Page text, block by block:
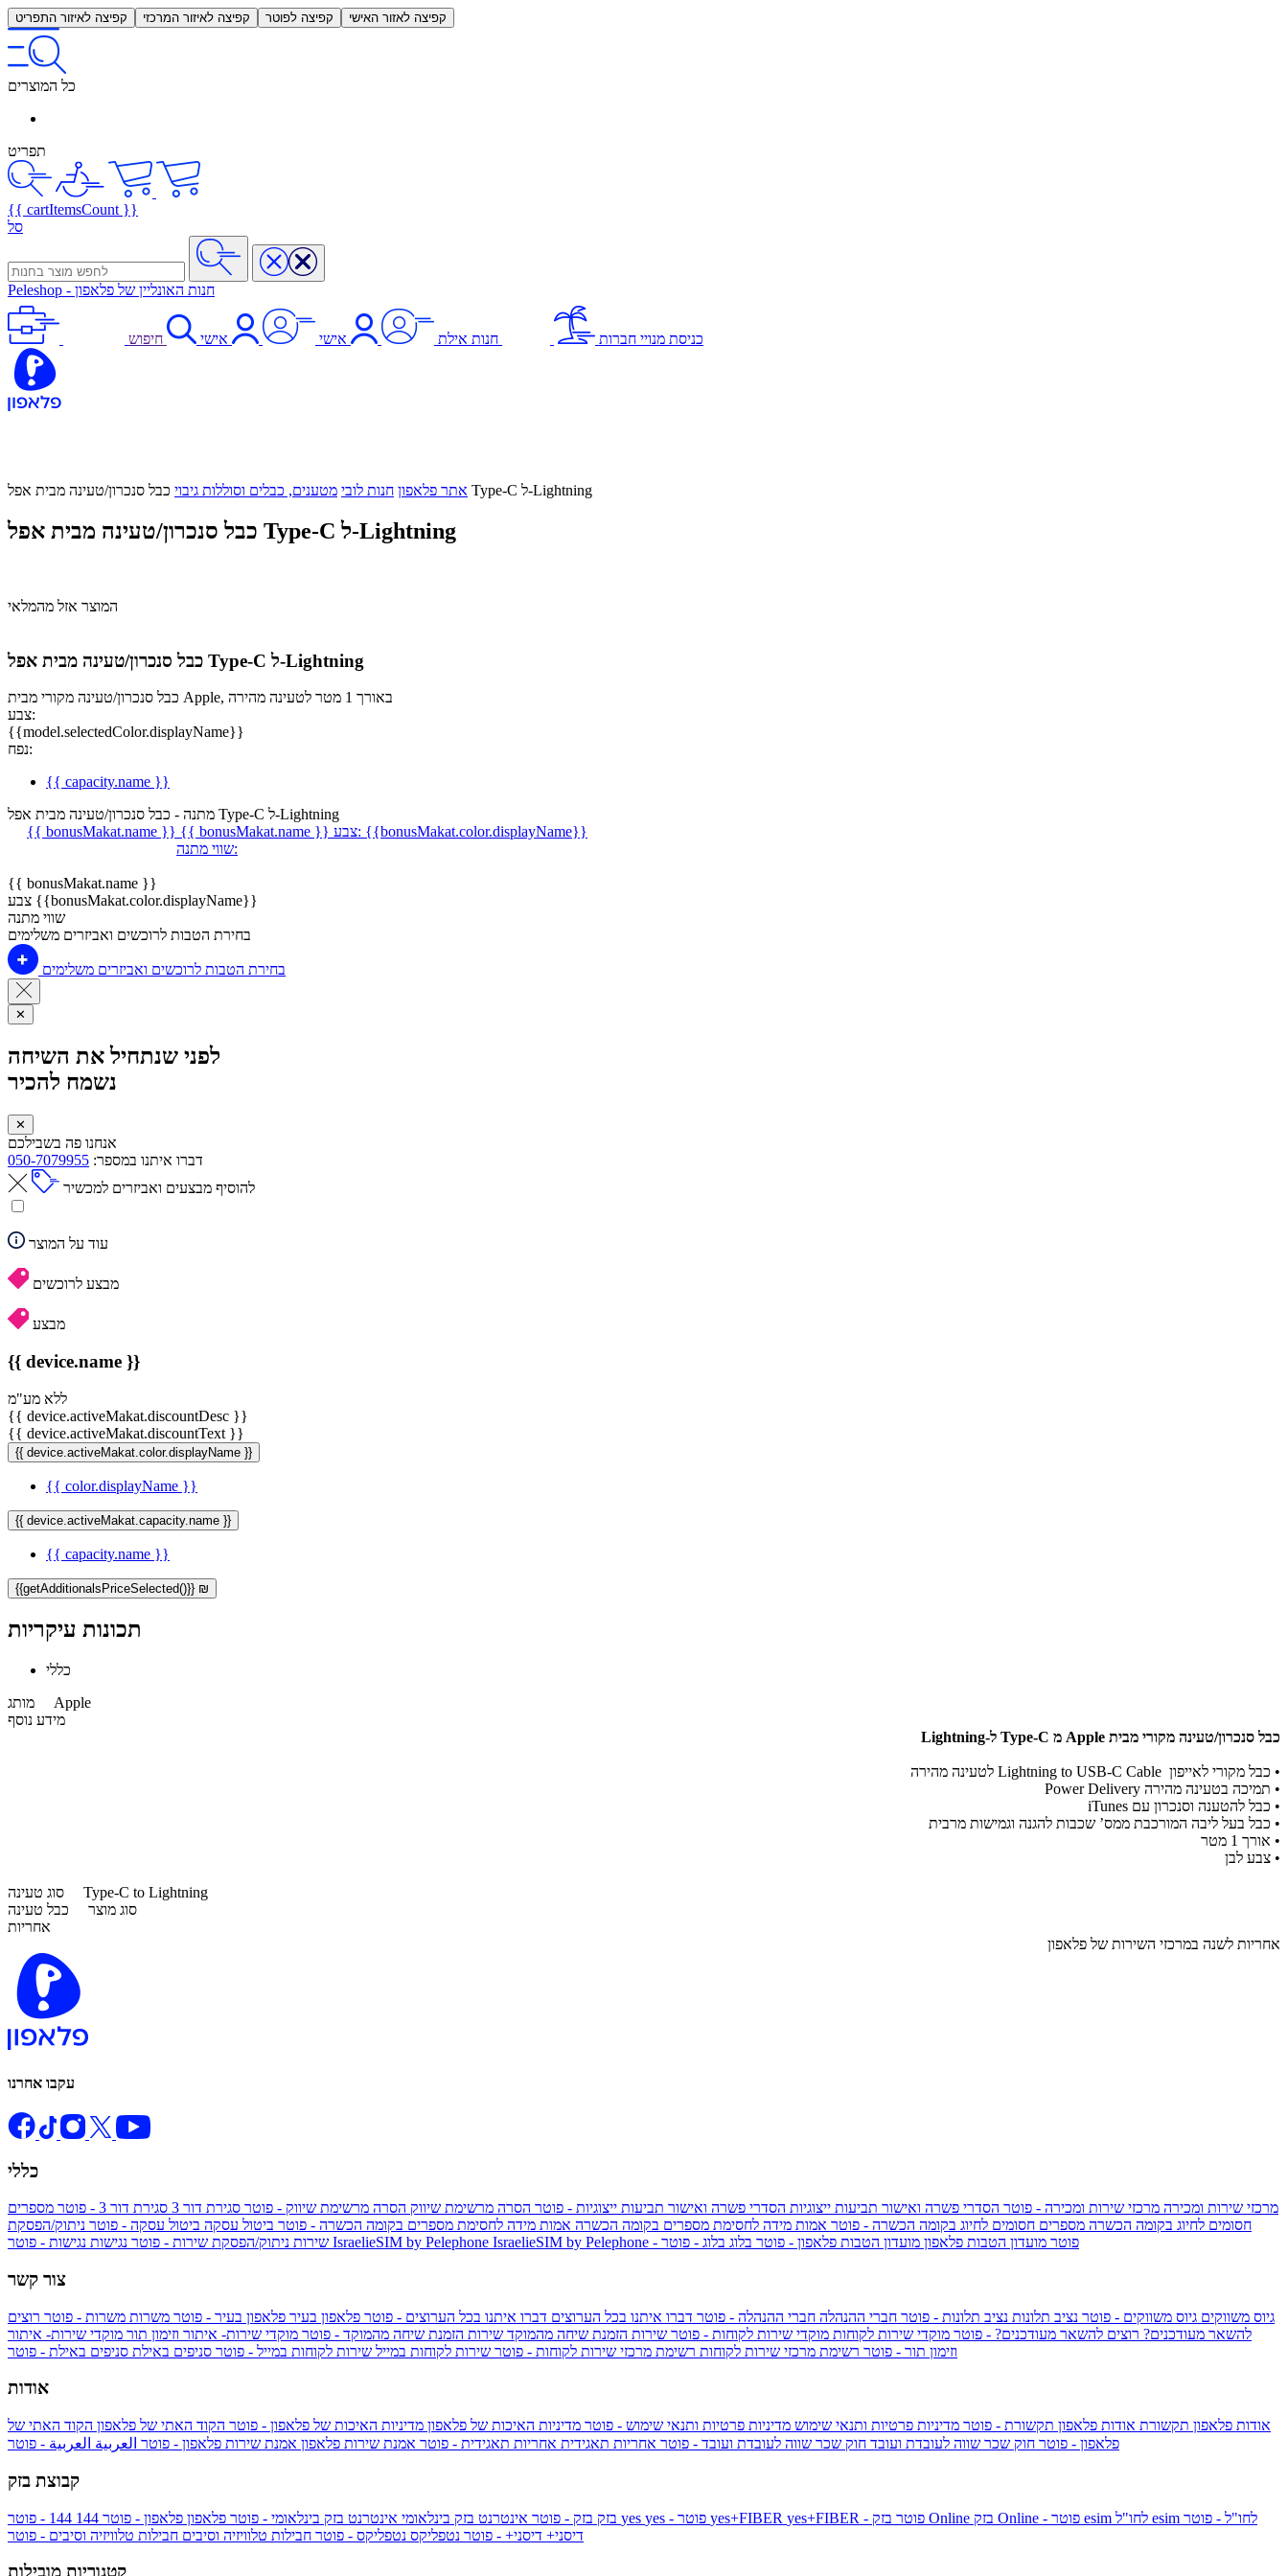
קפיצה לאיזור התפריט קפיצה לאיזור המרכזי קפיצה לפוטר קפיצה לאזור האישי
כל המוצרים
תפריט
{{ cartItemsCount }}
סל
Peleshop - חנות האונליין של פלאפון
כניסת מנויי חברות חנות אילת אישי אישי חיפוש
אתר פלאפון חנות לובי מטענים, כבלים וסוללות גיבוי כבל סנכרון/טעינה מבית אפל Type-C ל-Lightning
כבל סנכרון/טעינה מבית אפל Type-C ל-Lightning
המוצר אזל מהמלאי
כבל סנכרון/טעינה מבית אפל Type-C ל-Lightning
כבל סנכרון/טעינה מקורי מבית Apple, באורך 1 מטר לטעינה מהירה
צבע:
{{model.selectedColor.displayName}}
נפח:
{{ capacity.name }}
מתנה - כבל סנכרון/טעינה מבית אפל Type-C ל-Lightning
{{ bonusMakat.name }} {{ bonusMakat.name }} צבע: {{bonusMakat.color.displayName}}
שווי מתנה:
{{ bonusMakat.name }}
צבע {{bonusMakat.color.displayName}}
שווי מתנה
בחירת הטבות לרוכשים ואביזרים משלימים
בחירת הטבות לרוכשים ואביזרים משלימים
✕
לפני שנתחיל את השיחה
נשמח להכיר
✕
אנחנו פה בשבילכם
דברו איתנו במספר: 050-7079955
להוסיף מבצעים ואביזרים למכשיר
עוד על המוצר
מבצע לרוכשים
מבצע
{{ device.name }}
ללא מע"מ
{{ device.activeMakat.discountDesc }}
{{ device.activeMakat.discountText }}
{{ device.activeMakat.color.displayName }}
{{ color.displayName }}
{{ device.activeMakat.capacity.name }}
{{ capacity.name }}
{{getAdditionalsPriceSelected()}} ₪
תכונות עיקריות
כללי
מותג Apple
מידע נוסף
כבל סנכרון/טעינה מקורי מבית Apple מ Type-C ל-Lightning
• כבל מקורי לאייפון Lightning to USB-C Cable לטעינה מהירה
• תמיכה בטעינה מהירה Power Delivery
• כבל להטענה וסנכרון עם iTunes
• כבל בעל ליבה המורכבת ממס’ שכבות להגנה וגמישות מרבית
• אורך 1 מטר
• צבע לבן
סוג טעינה Type-C to Lightning
סוג מוצר כבל טעינה
אחריות
​אחריות לשנה במרכזי השירות של פלאפון
עקבו אחרנו
כללי
מרכזי שירות ומכירה מרכזי שירות ומכירה - פוטר הסדרי פשרה ואישור תביעות ייצוגיות הסדרי פשרה ואישור תביעות ייצוגיות - פוטר הסרה מרשימת שיווק הסרה מרשימת שיווק - פוטר סגירת דור 3 סגירת דור 3 - פוטר
מספרים
חסומים לחיוג בקומה הכשרה מספרים חסומים לחיוג בקומה הכשרה - פוטר אמות מידה לחסימת מספרים בקומה הכשרה אמות מידה לחסימת מספרים בקומה הכשרה - פוטר ביטול עסקה ביטול עסקה - פוטר ניתוק/הפסקת
שירות ניתוק/הפסקת שירות - פוטר נגישות IsraelieSIM by Pelephone IsraelieSIM by Pelephone - פוטר מועדון הטבות פלאפון מועדון הטבות פלאפון - פוטר בלוג בלוג - פוטר
צור קשר
גיוס משווקים גיוס משווקים - פוטר נציב תלונות נציב תלונות - פוטר חברי ההנהלה חברי ההנהלה - פוטר דברו איתנו בכל הערוצים דברו איתנו בכל הערוצים - פוטר פלאפון בעיר פלאפון בעיר - פוטר משרות משרות - פוטר רוצים
להשאר מעודכנים? רוצים להשאר מעודכנים? - פוטר מוקדי שירות לקוחות מוקדי שירות לקוחות - פוטר שירות הזמנת שיחה מהמוקד שירות הזמנת שיחה מהמוקד - פוטר מוקדי שירות- איתור וזימון תור מוקדי שירות- איתור
וזימון תור - פוטר רשימת מרכזי שירות לקוחות רשימת מרכזי שירות לקוחות - פוטר שירות לקוחות במייל שירות לקוחות במייל - פוטר סניפים באילת סניפים באילת - פוטר
אודות
אודות פלאפון תקשורת אודות פלאפון תקשורת - פוטר מדיניות פרטיות ותנאי שימוש מדיניות פרטיות ותנאי שימוש - פוטר מדיניות האיכות של פלאפון מדיניות האיכות של פלאפון - פוטר הקוד האתי של פלאפון הקוד האתי של
פלאפון - פוטר חוק שכר שווה לעובדת ועובד חוק שכר שווה לעובדת ועובד - פוטר אחריות תאגידית אחריות תאגידית - פוטר אמנת שירות פלאפון אמנת שירות פלאפון - פוטר العربية العربية - פוטר
קבוצת בזק
בזק בזק - פוטר אינטרנט בזק בינלאומי אינטרנט בזק בינלאומי - פוטר פלאפון פלאפון - פוטר 144 yes yes+FIBER yes+FIBER - פוטר בזק Online
esim לחו"ל - פוטר
דיסני+ דיסני+ - פוטר נטפליקס נטפליקס - פוטר חבילות טלוויזיה וסיבים חבילות טלוויזיה וסיבים - פוטר